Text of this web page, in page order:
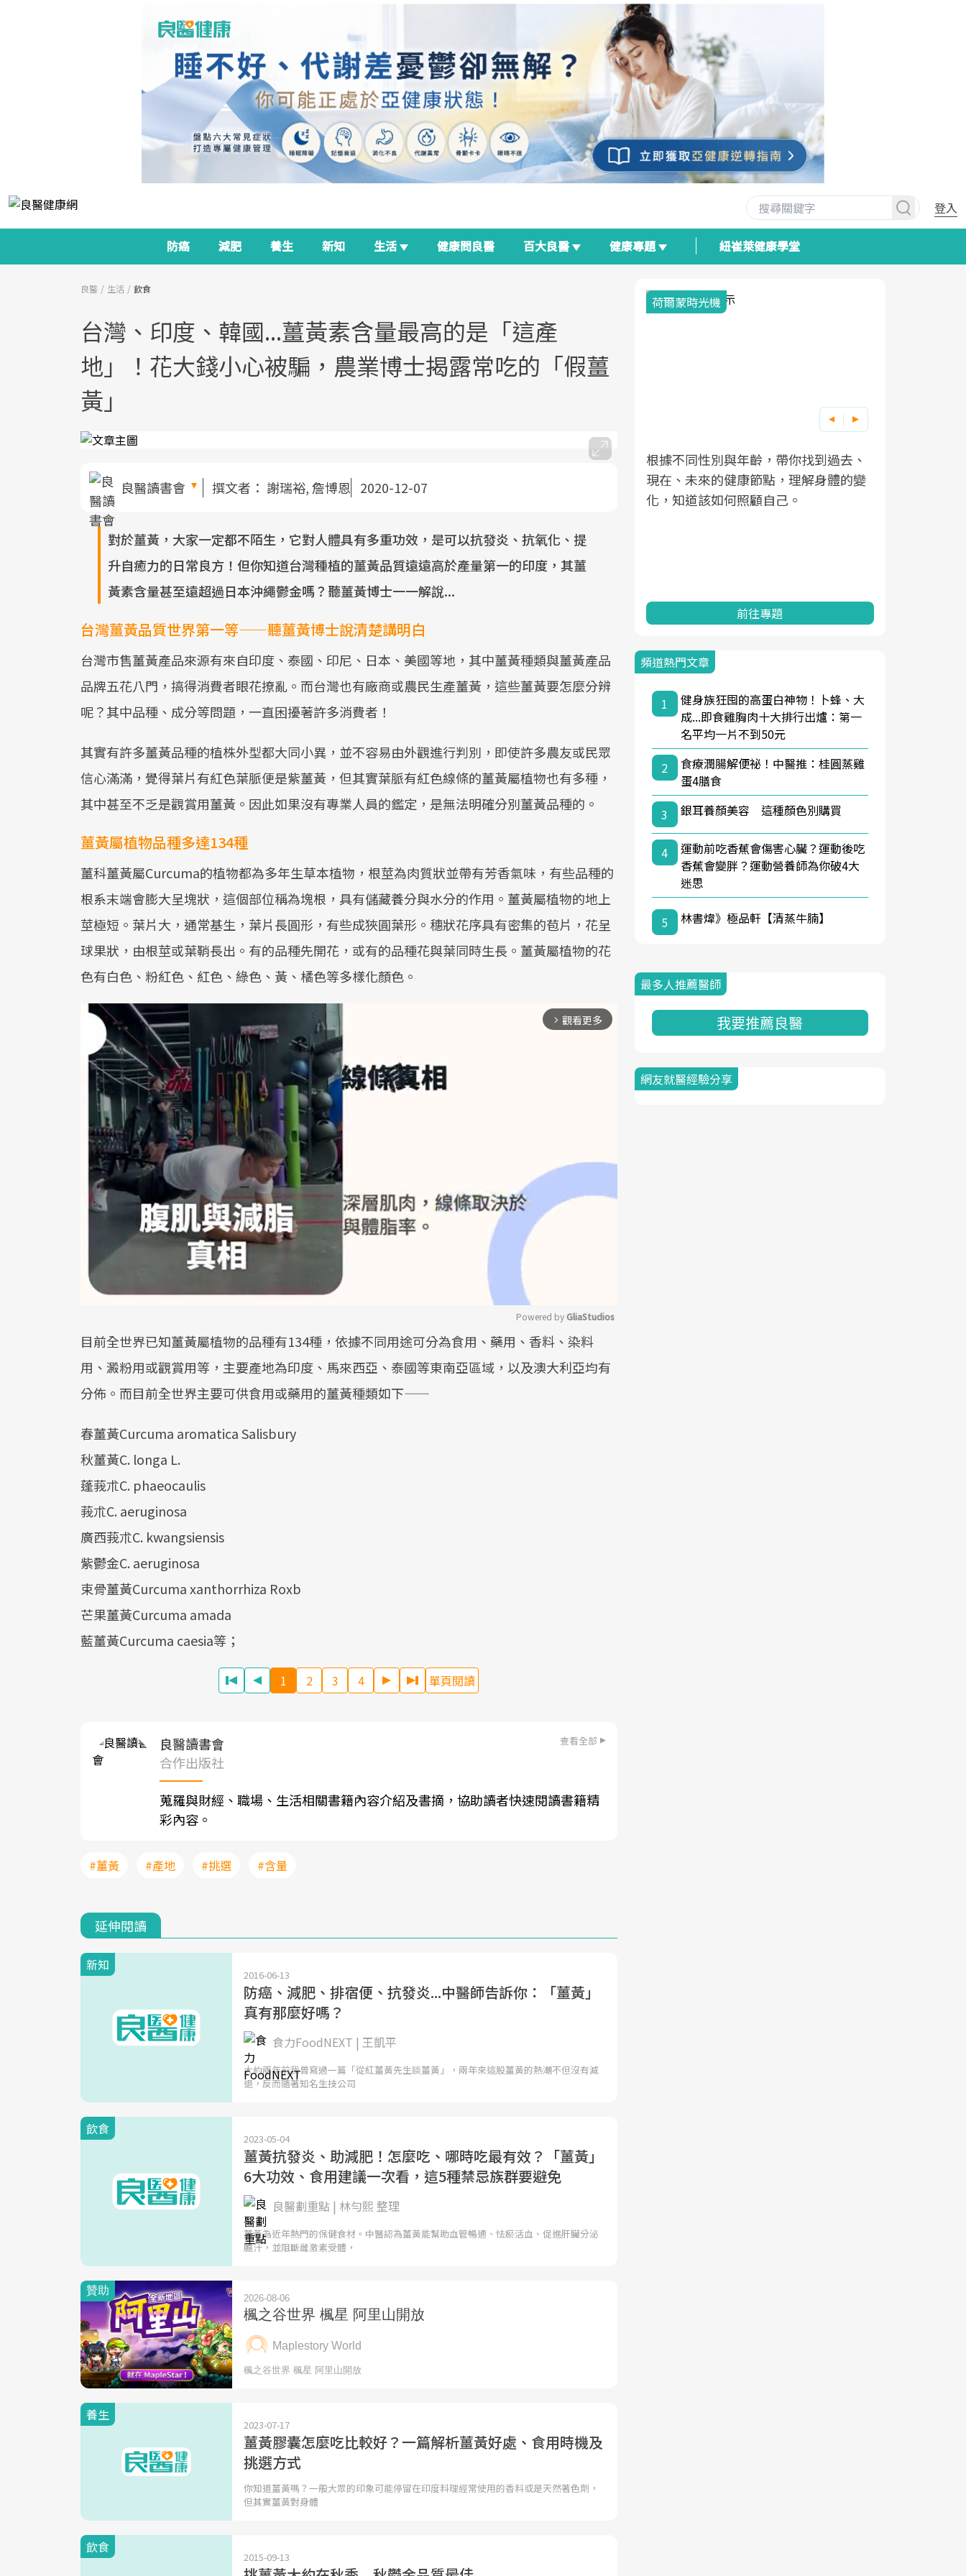
登入
防癌 減肥 養生 新知 生活 健康問良醫 百大良醫 健康專題 紐崔萊健康學堂
良醫 生活 飲食
台灣、印度、韓國...薑黃素含量最高的是「這產
地」！花大錢小心被騙，農業博士揭露常吃的「假薑
黃」
良醫讀書會 撰文者： 謝瑞裕, 詹博恩 2020-12-07
對於薑黃，大家一定都不陌生，它對人體具有多重功效，是可以抗發炎、抗氧化、提
升自癒力的日常良方！但你知道台灣種植的薑黃品質遠遠高於產量第一的印度，其薑
黃素含量甚至遠超過日本沖繩鬱金嗎？聽薑黃博士一一解說...
台灣薑黃品質世界第一等——聽薑黃博士說清楚講明白
台灣市售薑黃產品來源有來自印度、泰國、印尼、日本、美國等地，其中薑黃種類與薑黃產品
品牌五花八門，搞得消費者眼花撩亂。而台灣也有廠商或農民生產薑黃，這些薑黃要怎麼分辨
呢？其中品種、成分等問題，一直困擾著許多消費者！
其實有許多薑黃品種的植株外型都大同小異，並不容易由外觀進行判別，即使許多農友或民眾
信心滿滿，覺得葉片有紅色葉脈便是紫薑黃，但其實葉脈有紅色線條的薑黃屬植物也有多種，
其中甚至不乏是觀賞用薑黃。因此如果沒有專業人員的鑑定，是無法明確分別薑黃品種的。
薑黃屬植物品種多達134種
薑科薑黃屬Curcuma的植物都為多年生草本植物，根莖為肉質狀並帶有芳香氣味，有些品種的
根系末端會膨大呈塊狀，這個部位稱為塊根，具有儲藏養分與水分的作用。薑黃屬植物的地上
莖極短。葉片大，通常基生，葉片長圓形，有些成狹圓葉形。穗狀花序具有密集的苞片，花呈
球果狀，由根莖或葉鞘長出。有的品種先開花，或有的品種花與葉同時生長。薑黃屬植物的花
色有白色、粉紅色、紅色、綠色、黃、橘色等多樣化顏色。
arrow_forward_ios 觀看更多
Mute
Powered by GliaStudios
目前全世界已知薑黃屬植物的品種有134種，依據不同用途可分為食用、藥用、香料、染料
用、澱粉用或觀賞用等，主要產地為印度、馬來西亞、泰國等東南亞區域，以及澳大利亞均有
分佈。而目前全世界主要可供食用或藥用的薑黃種類如下——
春薑黃Curcuma aromatica Salisbury
秋薑黃C. longa L.
蓬莪朮C. phaeocaulis
莪朮C. aeruginosa
廣西莪朮C. kwangsiensis
紫鬱金C. aeruginosa
束骨薑黃Curcuma xanthorrhiza Roxb
芒果薑黃Curcuma amada
藍薑黃Curcuma caesia等；
1 2 3 4 單頁閱讀
良醫讀書會 查看全部
合作出版社
蒐羅與財經、職場、生活相關書籍內容介紹及書摘，協助讀者快速閱讀書籍精
彩內容。
#薑黃 #產地 #挑選 #含量
延伸閱讀
新知
2016-06-13
防癌、減肥、排宿便、抗發炎...中醫師告訴你：「薑黃」
真有那麼好嗎？
食力FoodNEXT | 王凱平
大約兩年前我曾寫過一篇「從紅薑黃先生談薑黃」，兩年來這股薑黃的熱潮不但沒有減
退，反而隨著知名生技公司
飲食
2023-05-04
薑黃抗發炎、助減肥！怎麼吃、哪時吃最有效？「薑黃」
6大功效、食用建議一次看，這5種禁忌族群要避免
良醫劃重點 | 林勻熙 整理
薑黃為近年熱門的保健食材。中醫認為薑黃能幫助血管暢通、怯瘀活血、促進肝臟分泌
膽汁，並阻斷雌激素受體，
養生
2023-07-17
薑黃膠囊怎麼吃比較好？一篇解析薑黃好處、食用時機及
挑選方式
你知道薑黃嗎？一般大眾的印象可能停留在印度料理經常使用的香料或是天然著色劑，
但其實薑黃對身體
飲食
2015-09-13
面對超高齡社會的浪潮，台灣正在快速
邁向「健康照護」的新時代。隨著國家
政策如「健康台灣推動委員會」與「長
關注的核心議題。然而，健檢不只是醫
療院所的服務，更是民眾了解自身健康
2025年，就到良醫生活祭體驗「一站式
健康新生活」，從講座、體驗到運動，
全面啟動你的健康革命！
良醫健康網從「換季的身體變化」出
發，透過醫學觀點與日常感受的對話，
建立對亞健康的認知，進而引導實際的
荷爾蒙時光機
根據不同性別與年齡，帶你找到過去、
現在、未來的健康節點，理解身體的變
化，知道該如何照顧自己。
前往專題
頻道熱門文章
1
健身族狂囤的高蛋白神物！卜蜂、大
成...即食雞胸肉十大排行出爐：第一
名平均一片不到50元
2
食療潤腸解便祕！中醫推：桂圓蒸雞
蛋4膳食
3
銀耳養顏美容 這種顏色別購買
4
運動前吃香蕉會傷害心臟？運動後吃
香蕉會變胖？運動營養師為你破4大
迷思
5 林書煒》極品軒【清蒸牛腩】
最多人推薦醫師
我要推薦良醫
網友就醫經驗分享